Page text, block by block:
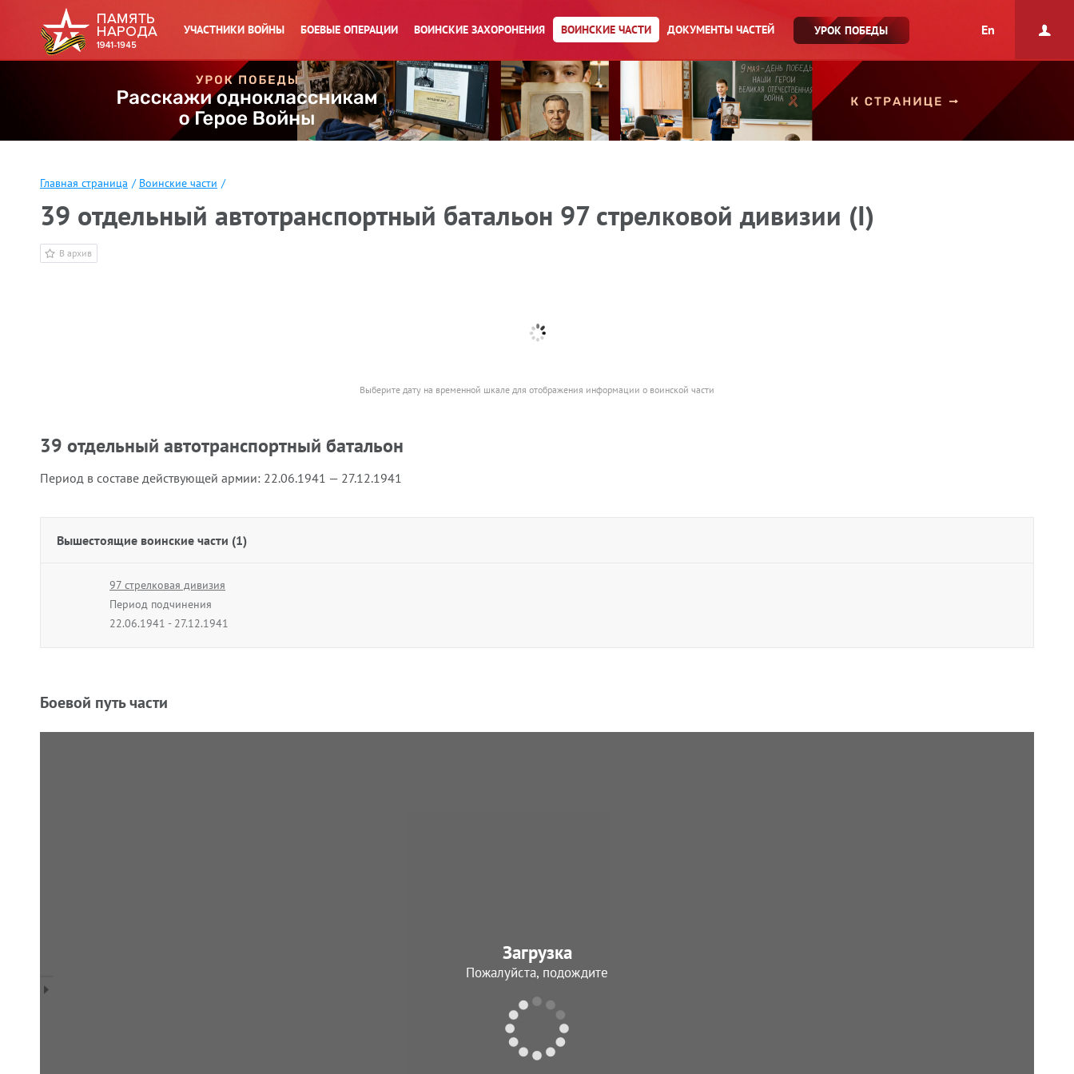
УЧАСТНИКИ ВОЙНЫ БОЕВЫЕ ОПЕРАЦИИ ВОИНСКИЕ ЗАХОРОНЕНИЯ ВОИНСКИЕ ЧАСТИ ДОКУМЕНТЫ ЧАСТЕЙ УРОК ПОБЕДЫ En
Главная страница / Воинские части /
39 отдельный автотранспортный батальон 97 стрелковой дивизии (I)
В архив
Выберите дату на временной шкале для отображения информации о воинской части
39 отдельный автотранспортный батальон
Период в составе действующей армии: 22.06.1941 — 27.12.1941
Вышестоящие воинские части (1)
97 стрелковая дивизия
Период подчинения
22.06.1941 - 27.12.1941
Боевой путь части
Загрузка
Пожалуйста, подождите